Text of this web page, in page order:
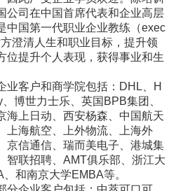
公司在中国首席代表和企业高层
中国第一代职业企业教练（exec
澄清人生和职业目标，提升领
位提升个人表现，获得事业和生
业客户和商学院包括：DHL、H
博世力士乐、英国BPB集团、
海上日动、西安杨森、中国航天
上海航空、上外物流、上海外
京信通信、瑞而美电子、港城集
智联招聘、AMT俱乐部、浙江大
和南京大学EMBA等。